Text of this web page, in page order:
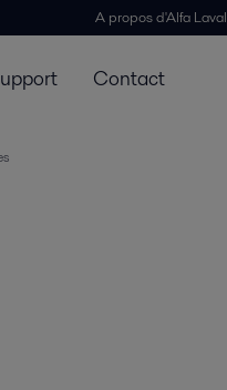
A propos d'Alfa Laval
Contact